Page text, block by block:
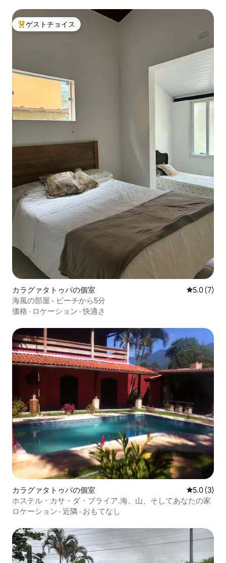
大好評のゲストチョイスです。
ゲストチョイス
カラグァタトゥバの個室 レビュー7
5.0 (7)
海風の部屋 - ビーチから5分
価格 · ロケーション ·快適さ
カラグァタトゥバの個室 レビュー3
5.0 (3)
ホステル・カサ・ダ・プライア.海、山、そしてあなたの家
ロケーション · 近隣 · おもてなし